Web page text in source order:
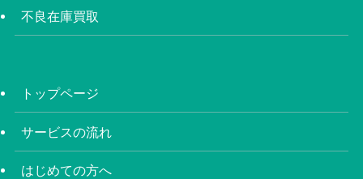
不良在庫買取
トップページ
サービスの流れ
はじめての方へ